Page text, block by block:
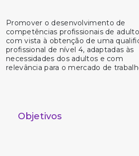
Promover o desenvolvimento de
competências profissionais de
com vista à obtenção de uma
profissional de nível 4, adaptadas às
necessidades dos adultos e com
relevância para o mercado de
Objetivos